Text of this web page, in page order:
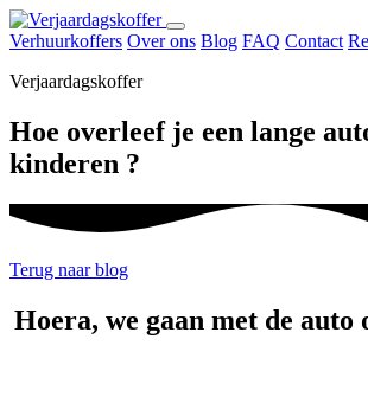
Naar
inhoud
Menu
openen
Verhuurkoffers Over ons Blog FAQ Contact
Verjaardagskoffer
Hoe overleef je een lange
kinderen ?
Terug naar blog
Hoera, we gaan met de auto